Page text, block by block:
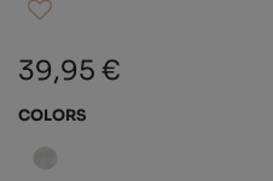
39,95 €
COLORS